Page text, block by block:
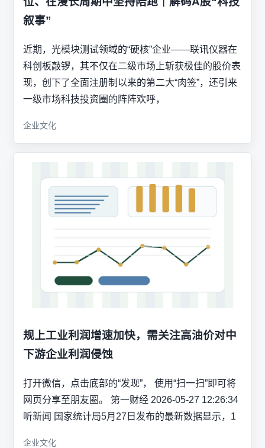
叙事”
近期，光模块测试领域的“硬核”企业——联讯仪器在
科创板敲锣，其不仅在二级市场上斩获极佳的股价表
现，创下了全面注册制以来的第二大“肉签”，还引来
一级市场科技投资圈的阵阵欢呼，
企业文化
规上工业利润增速加快，需关注高油价对中
下游企业利润侵蚀
打开微信，点击底部的“发现”， 使用“扫一扫”即可将
网页分享至朋友圈。 第一财经 2026-05-27 12:26:34
听新闻 国家统计局5月27日发布的最新数据显示，1
企业文化